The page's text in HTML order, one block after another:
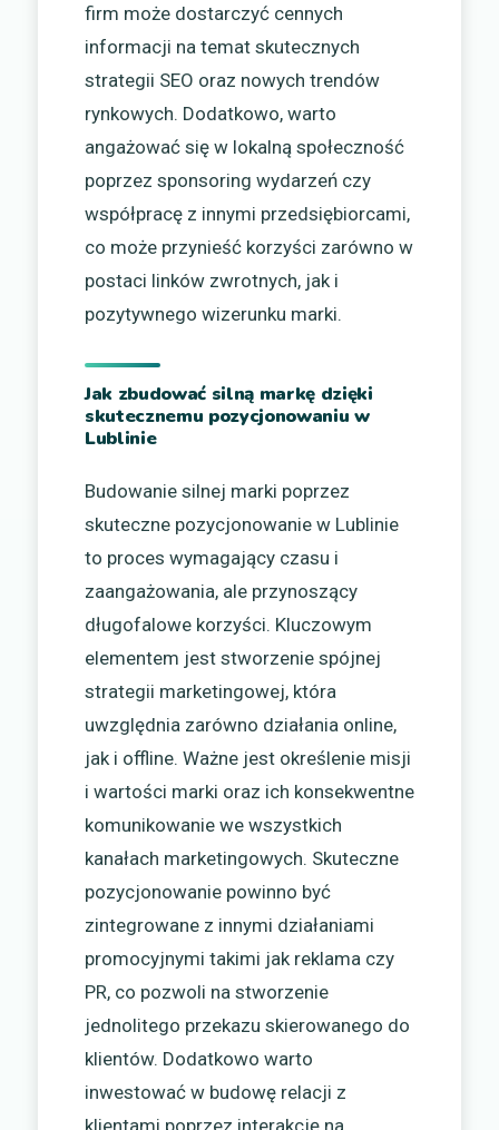
firm może dostarczyć cennych
informacji na temat skutecznych
strategii SEO oraz nowych trendów
rynkowych. Dodatkowo, warto
angażować się w lokalną społeczność
poprzez sponsoring wydarzeń czy
współpracę z innymi przedsiębiorcami,
co może przynieść korzyści zarówno w
postaci linków zwrotnych, jak i
pozytywnego wizerunku marki.
Jak zbudować silną markę dzięki
skutecznemu pozycjonowaniu w
Lublinie
Budowanie silnej marki poprzez
skuteczne pozycjonowanie w Lublinie
to proces wymagający czasu i
zaangażowania, ale przynoszący
długofalowe korzyści. Kluczowym
elementem jest stworzenie spójnej
strategii marketingowej, która
uwzględnia zarówno działania online,
jak i offline. Ważne jest określenie misji
i wartości marki oraz ich konsekwentne
komunikowanie we wszystkich
kanałach marketingowych. Skuteczne
pozycjonowanie powinno być
zintegrowane z innymi działaniami
promocyjnymi takimi jak reklama czy
PR, co pozwoli na stworzenie
jednolitego przekazu skierowanego do
klientów. Dodatkowo warto
inwestować w budowę relacji z